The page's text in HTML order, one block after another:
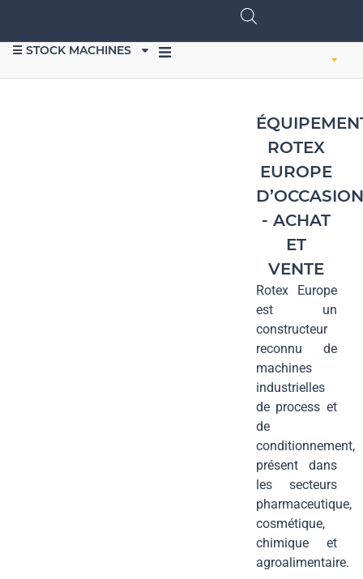
☰ STOCK MACHINES
ROTEX
EUROPE
- ACHAT
ET
VENTE
Rotex Europe
est un
constructeur
reconnu de
machines
industrielles
de process et
de
conditionnement,
présent dans
les secteurs
pharmaceutique,
cosmétique,
chimique et
agroalimentaire.